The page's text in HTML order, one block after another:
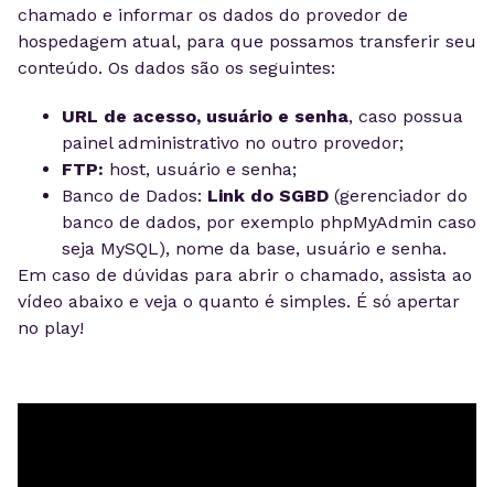
chamado e informar os dados do provedor de
hospedagem atual, para que possamos transferir seu
conteúdo. Os dados são os seguintes:
URL de acesso, usuário e senha, caso possua
painel administrativo no outro provedor;
FTP: host, usuário e senha;
Banco de Dados: Link do SGBD (gerenciador do
banco de dados, por exemplo phpMyAdmin caso
seja MySQL), nome da base, usuário e senha.
Em caso de dúvidas para abrir o chamado, assista ao
vídeo abaixo e veja o quanto é simples. É só apertar
no play!